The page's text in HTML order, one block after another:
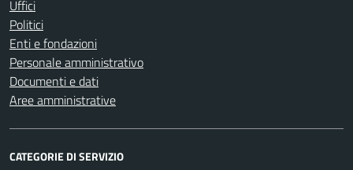
Uffici
Politici
Enti e fondazioni
Personale amministrativo
Documenti e dati
Aree amministrative
CATEGORIE DI SERVIZIO